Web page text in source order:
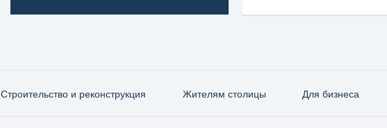
Строительство и реконструкция Жителям столицы Для бизнеса